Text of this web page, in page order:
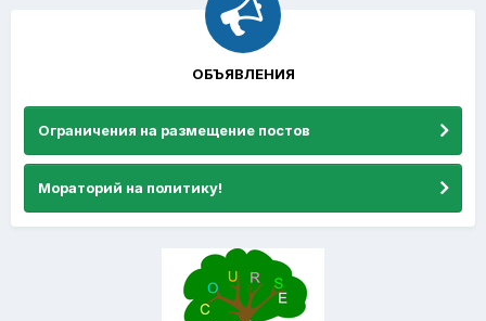
ОБЪЯВЛЕНИЯ
Ограничения на размещение постов
Мораторий на политику!